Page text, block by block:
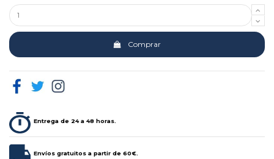
Comprar
Entrega de 24 a 48 horas.
Envíos gratuitos a partir de 60€.